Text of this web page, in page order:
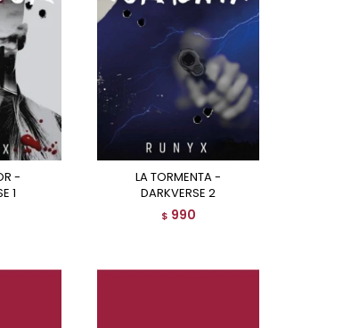
1
LA TORMENTA -
DARKVERSE 2
$ 990